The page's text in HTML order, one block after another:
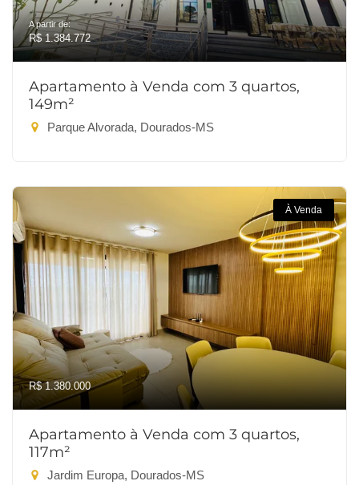
A partir de:
R$ 1.384.772
Apartamento à Venda com 3 quartos,
149m²
Parque Alvorada, Dourados-MS
À Venda
R$ 1.380.000
Apartamento à Venda com 3 quartos,
117m²
Jardim Europa, Dourados-MS